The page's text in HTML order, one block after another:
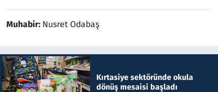
Muhabir: Nusret Odabaş
Kırtasiye sektöründe okula
dönüş mesaisi başladı